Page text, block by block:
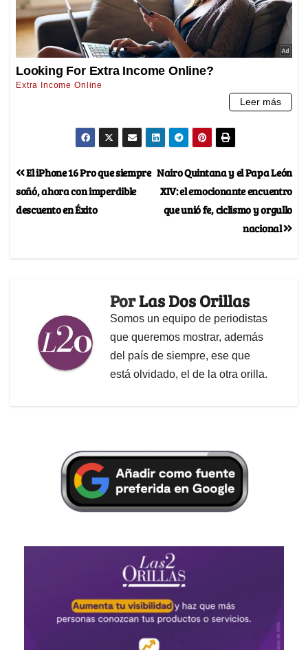
Nairo Quintana y el Papa León
XIV: el emocionante encuentro
que unió fe, ciclismo y orgullo
nacional
El iPhone 16 Pro que siempre
soñó, ahora con imperdible
descuento en Éxito
PorLas Dos Orillas
Somos un equipo de periodistas
que queremos mostrar, además
del país de siempre, ese que
está olvidado, el de la otra orilla.